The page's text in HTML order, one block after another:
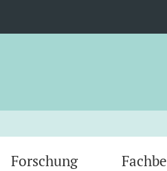
Forschung